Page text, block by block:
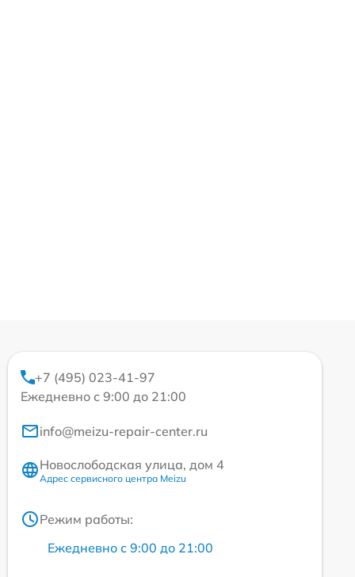
+7 (495) 023-41-97
Ежедневно с 9:00 до 21:00
info@meizu-repair-center.ru
Новослободская улица, дом 4
Адрес сервисного центра Meizu
Режим работы:
Ежедневно с 9:00 до 21:00